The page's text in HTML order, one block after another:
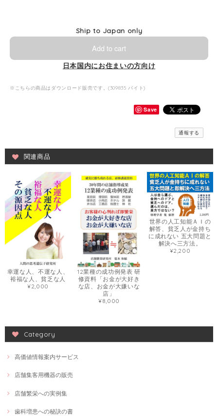
Ship to Japan only
Add to cart
日本国内にお住まいの方向け
※こちらの商品はダウンロード販売です。(309835 バイト)
Save
通報する
関連商品
幸運な人、不運な人、
裕福な人、貧乏な人
¥2,000
12業種の成功例発表 研
修資料「お金が大好き
な店、お金が大嫌いな
店」
¥8,000
世界の人工知能ＡＩの
解答、貧乏人が金持ち
に成れない 五大問題と
解決へ三方法。
¥2,200
Category
高価値情報案内サービス
店舗集客用機器の販売
店舗繁栄への実例集
歯科増患への秘訣の書